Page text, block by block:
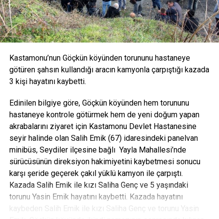
lirası gibi aynı şey bir de bu oran aynı oranda kalmış
olsaydı hiç bozulmamış olsaydı 2019 bütçesinin 960
milyarlık bütçenin yaklaşık 380 – 390 milyar lirası faiz
ödemelerine aktarılacaktı. Bir yılda peki 2019 yılında
öngörülen faiz ödemesi ne kadar yaklaşık 80 milyar lira
civarında eğer aynı oran korunmuş olsaydı 2002’de olsaydı
devraldığımız bütçedeki faize aktarılan o oran o rakam
korunmuş olsaydı yaklaşık 400 milyar lira aktarılmış
olacaktı. Bunun anlamı şudur: AK Parti hükümetlerinin bütçe
içerisindeki faiz oranını yüzde 43’ten 9’a düşürerek 2019
yılı bütçesinde sadece bir yılda tam 310 milyar lira tasarruf
etmişti. AK Parti olmasaydı 2019 bütçesinde 400 milyara
yakın faiz harcaması aktarılacaktı. Bu faiz için para
ödenecekti” dedi.
Kastamonu’nun Göçkün köyünden torununu hastaneye
götüren şahsın kullandığı aracın kamyonla çarpıştığı kazada
3 kişi hayatını kaybetti.
Edinilen bilgiye göre, Göçkün köyünden hem torununu
hastaneye kontrole götürmek hem de yeni doğum yapan
akrabalarını ziyaret için Kastamonu Devlet Hastanesine
seyir halinde olan Salih Emik (67) idaresindeki panelvan
minibüs, Seydiler ilçesine bağlı Yayla Mahallesi’nde
sürücüsünün direksiyon hakimiyetini kaybetmesi sonucu
karşı şeride geçerek çakıl yüklü kamyon ile çarpıştı.
Kazada Salih Emik ile kızı Saliha Genç ve 5 yaşındaki
torunu Yasin Emik hayatını kaybetti. Kazada hayatını
kaybeden Salih Emik ile kızı Saliha Genç ve torunu Yasin